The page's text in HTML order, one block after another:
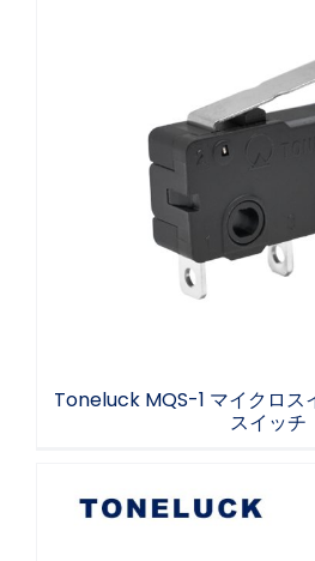
Toneluck MQS-1 マイクロ
Toneluck MQS-1 マイクロス
スイッチ